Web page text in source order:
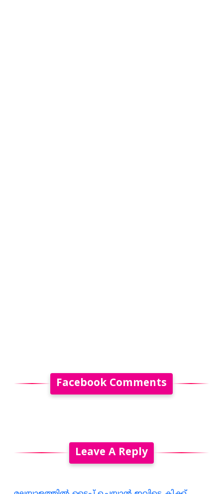
Facebook Comments
Leave A Reply